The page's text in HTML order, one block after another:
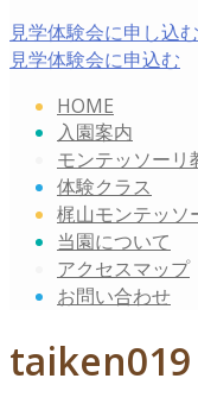
見学体験会に申し込む
見学体験会に申込む
HOME
入園案内
モンテッソーリ
体験クラス
梶山モンテッソ
当園について
アクセスマップ
お問い合わせ
taiken019